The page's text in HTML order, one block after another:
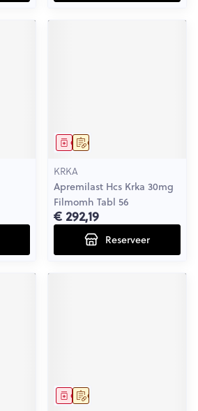
Op voorschrift
Geneesmiddel
KRKA
Apremilast Hcs Krka 30mg
Filmomh Tabl 56
€ 292,19
Reserveer
Op voorschrift
Geneesmiddel